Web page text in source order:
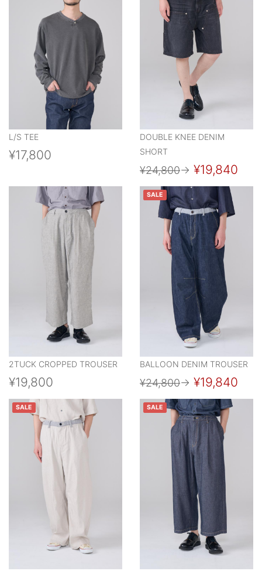
L/S TEE
¥17,800
DOUBLE KNEE DENIM
SHORT
¥24,800→ ¥19,840
2TUCK CROPPED TROUSER
¥19,800
SALE
BALLOON DENIM TROUSER
¥24,800→ ¥19,840
SALE SALE